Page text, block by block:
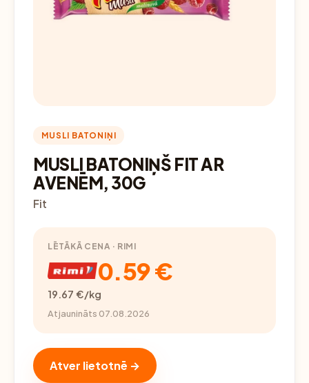
MUSLI BATONIŅI
MUSLI BATONIŅŠ FIT AR
AVENĒM, 30G
Fit
LĒTĀKĀ CENA · RIMI
0.59 €
19.67 €/kg
Atjaunināts 07.08.2026
Atver lietotnē →